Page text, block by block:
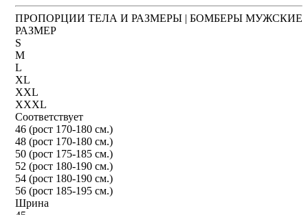
ПРОПОРЦИИ ТЕЛА И РАЗМЕРЫ | БОМБЕРЫ МУЖСКИЕ
РАЗМЕР
S
M
L
XL
XXL
XXXL
Соответствует
46 (рост 170-180 см.)
48 (рост 170-180 см.)
50 (рост 175-185 см.)
52 (рост 180-190 см.)
54 (рост 180-190 см.)
56 (рост 185-195 см.)
Шрина